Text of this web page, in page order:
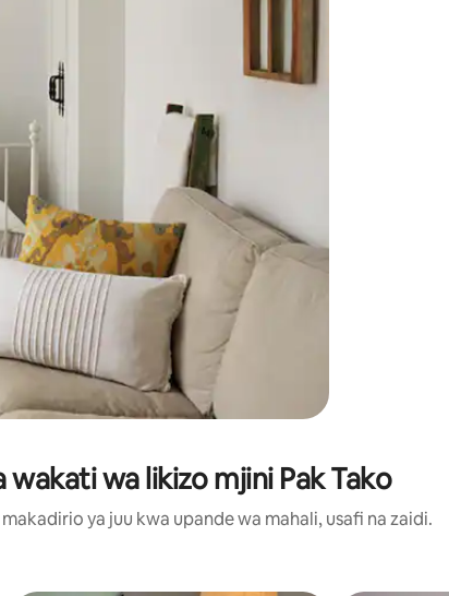
uchunguze kwa kugusa au kutelezesha kidole kwenye ishara.
wa likizo mjini Pak Tako
ya juu kwa upande wa mahali, usafi na zaidi.